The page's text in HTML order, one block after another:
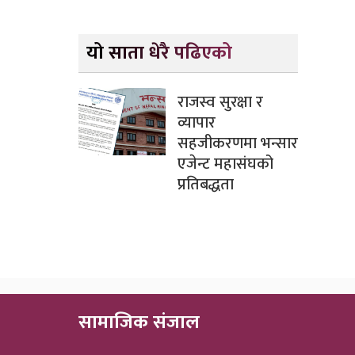
यो साता धेरै पढिएको
राजस्व सुरक्षा र
व्यापार
सहजीकरणमा भन्सार
एजेन्ट महासंघको
प्रतिबद्धता
सामाजिक संजाल